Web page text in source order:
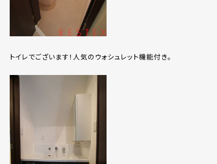
トイレでございます！人気のウォシュレット機能付き。